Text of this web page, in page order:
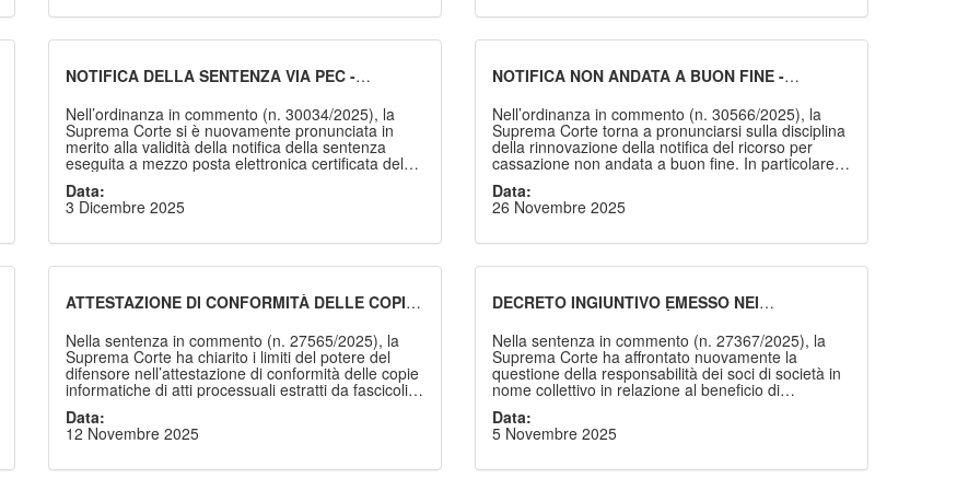
decisi, ma anche trattati dal Tribunale in
composizione collegiale, pena la nullità della
NOTIFICA DELLA SENTENZA VIA PEC -
RICORSO PER CASSAZIONE - EFFICACIA DEL
DOMICILIO DIGITALE
Nell’ordinanza in commento (n. 30034/2025), la
Suprema Corte si è nuovamente pronunciata in
merito alla validità della notifica della sentenza
eseguita a mezzo posta elettronica certificata del
difensore - che nell’atto di costituzione in giudizio
ne ha limitato l’utilizzo alle sole comunicazioni - ai
fini della decorrenza del termine breve per
179/2012.
Data:
3 Dicembre 2025
NOTIFICA NON ANDATA A BUON FINE -
NOTIFICANTE - ADEMPIMENTI SUCCESSIVI PER
LA VALIDITÀ
Nell’ordinanza in commento (n. 30566/2025), la
Suprema Corte torna a pronunciarsi sulla disciplina
della rinnovazione della notifica del ricorso per
cassazione non andata a buon fine. In particolare, il
Collegio ribadisce che, anche quando l’esito
negativo della notifica non sia imputabile al
notificante, questi deve comunque attivarsi con
notificatorio entro il limite di tempo pari alla metà
dei termini di cui all’art. 325 c.p.c. La tardiva
l’inammissibilità del ricorso.
Data:
26 Novembre 2025
ATTESTAZIONE DI CONFORMITÀ DELLE COPIE
DIFENSORE
Nella sentenza in commento (n. 27565/2025), la
Suprema Corte ha chiarito i limiti del potere del
difensore nell’attestazione di conformità delle copie
informatiche di atti processuali estratti da fascicoli
cartacei. Il difensore può certificare la conformità
solo per atti in suo possesso in originale o già
certificati come conformi, escludendo la possibilità
prelevati dai fascicoli d’ufficio, come i verbali di
Data:
12 Novembre 2025
DECRETO INGIUNTIVO EMESSO NEI
E DEI SOCI - NON OPPOSIZIONE -
CONSEGUENZE
Nella sentenza in commento (n. 27367/2025), la
Suprema Corte ha affrontato nuovamente la
questione della responsabilità dei soci di società in
nome collettivo in relazione al beneficio di
preventiva escussione del patrimonio sociale ex art.
2304 c.c. Nella fattispecie in cui il decreto ingiuntivo
ingiunge il pagamento in via solidale, diretta e
illimitatamente responsabili, il beneficio della
Data:
5 Novembre 2025